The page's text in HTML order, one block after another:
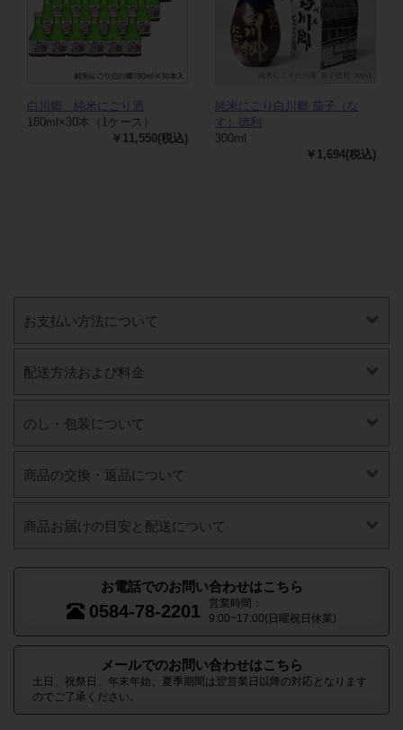
白川郷 純米にごり酒
180ml×30本（1ケース）
￥11,550(税込)
純米にごり白川郷 茄子（な
す）徳利
300ml
￥1,694(税込)
お支払い方法について
配送方法および料金
のし・包装について
商品の交換・返品について
商品お届けの目安と配送について
お電話でのお問い合わせはこちら
0584-78-2201
営業時間：
9:00~17:00(日曜祝日休業)
メールでのお問い合わせはこちら
土日、祝祭日、年末年始、夏季期間は翌営業日以降の対応となります
のでご了承ください。